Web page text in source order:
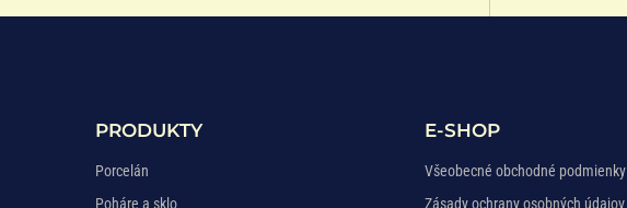
PRODUKTY
Porcelán
Poháre a sklo
E-SHOP
Všeobecné obchodné podmienky
Zásady ochrany osobných údajov